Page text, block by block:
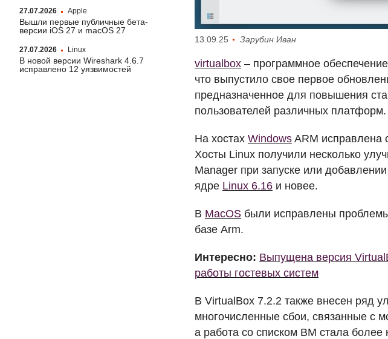
27.07.2026 Apple
Вышли первые публичные бета-
версии iOS 27 и macOS 27
27.07.2026 Linux
В новой версии Wireshark 4.6.7
исправлено 12 уязвимостей
13.09.25 Зарубин Иван
virtualbox – программное
что выпустило свое первое
предназначенное для повышения
пользователей различных платформ.
На хостах Windows ARM исправлена
Хосты Linux получили несколько
Manager при запуске или
ядре Linux 6.16 и новее.
В MacOS были исправлены
базе Arm.
Интересно: Выпущена версия
работы гостевых систем
В VirtualBox 7.2.2 также внесен ряд
многочисленные сбои, связанные с
а работа со списком ВМ стала более